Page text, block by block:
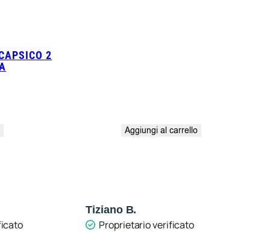
2
Aggiungi al carrello
Tiziano B.
Proprietario verificato